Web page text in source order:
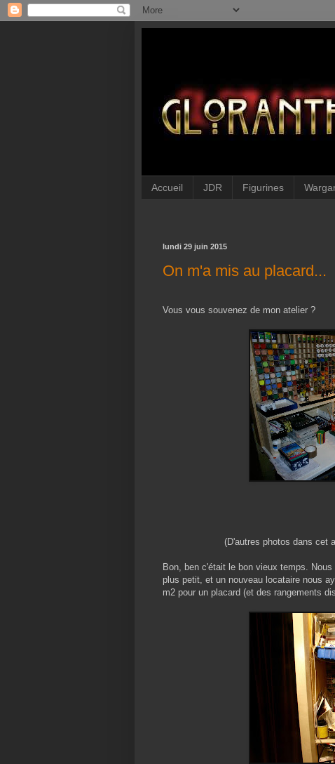
Accueil JDR Figurines
lundi 29 juin 2015
On m'a mis au placard...
Vous vous souvenez de mon atelier ?
(D'autres photos dans cet
Bon, ben c'était le bon vieux temps.
plus petit, et un nouveau locataire nous
m2 pour un placard (et des rangements